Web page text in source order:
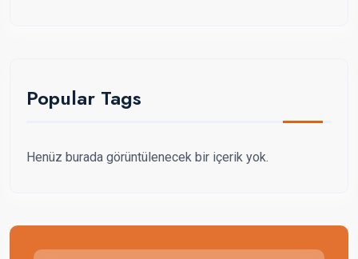
Popular Tags
Henüz burada görüntülenecek bir içerik yok.